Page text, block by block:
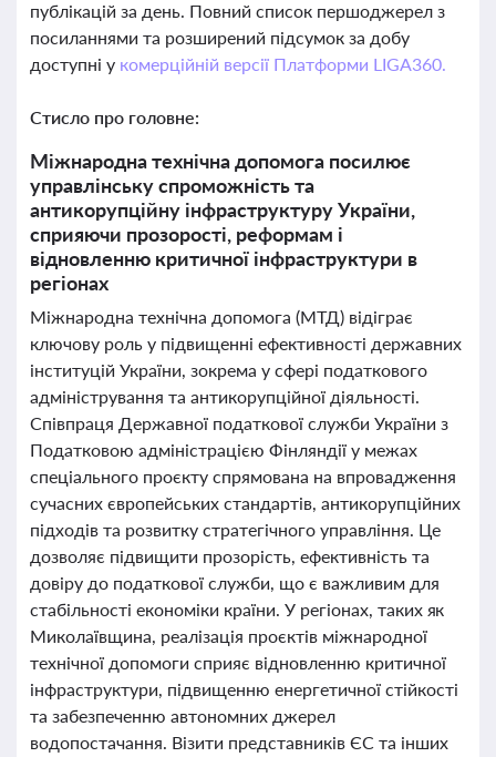
публікацій за день. Повний список першоджерел з
посиланнями та розширений підсумок за добу
доступні у комерційній версії Платформи LIGA360.
Стисло про головне:
Міжнародна технічна допомога посилює
управлінську спроможність та
антикорупційну інфраструктуру України,
сприяючи прозорості, реформам і
відновленню критичної інфраструктури в
регіонах
Міжнародна технічна допомога (МТД) відіграє
ключову роль у підвищенні ефективності державних
інституцій України, зокрема у сфері податкового
адміністрування та антикорупційної діяльності.
Співпраця Державної податкової служби України з
Податковою адміністрацією Фінляндії у межах
спеціального проєкту спрямована на впровадження
сучасних європейських стандартів, антикорупційних
підходів та розвитку стратегічного управління. Це
дозволяє підвищити прозорість, ефективність та
довіру до податкової служби, що є важливим для
стабільності економіки країни. У регіонах, таких як
Миколаївщина, реалізація проєктів міжнародної
технічної допомоги сприяє відновленню критичної
інфраструктури, підвищенню енергетичної стійкості
та забезпеченню автономних джерел
водопостачання. Візити представників ЄС та інших